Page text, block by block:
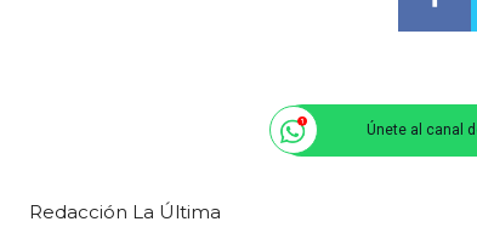
Únete al canal
Redacción La Última